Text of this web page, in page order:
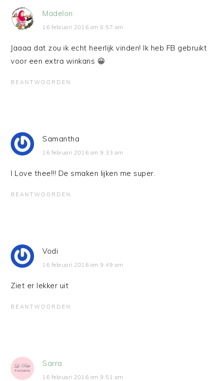
Madelon
16 februari 2016 om 8:57 am
Jaaaa dat zou ik echt heerlijk vinden! Ik heb FB gebruikt
voor een extra winkans 😀
BEANTWOORDEN
Samantha
16 februari 2016 om 9:33 am
I Love thee!!! De smaken lijken me super.
BEANTWOORDEN
Vodi
16 februari 2016 om 9:49 am
Ziet er lekker uit
BEANTWOORDEN
Sarra
16 februari 2016 om 9:51 am